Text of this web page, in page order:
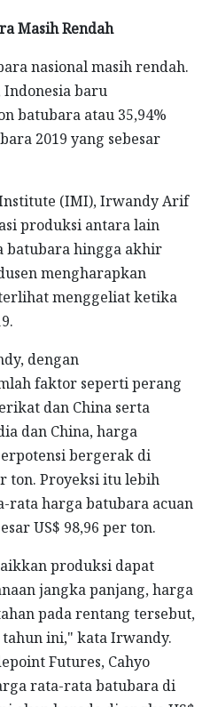
Masih Rendah
nasional masih rendah.
baru
batubara atau 35,94%
2019 yang sebesar
(IMI), Irwandy Arif
produksi antara lain
batubara hingga akhir
mengharapkan
menggeliat ketika
dengan
faktor seperti perang
dan China serta
dan China, harga
bergerak di
ton. Proyeksi itu lebih
harga batubara acuan
US$ 98,96 per ton.
produksi dapat
jangka panjang, harga
pada rentang tersebut,
ini," kata Irwandy.
Futures, Cahyo
rata-rata batubara di